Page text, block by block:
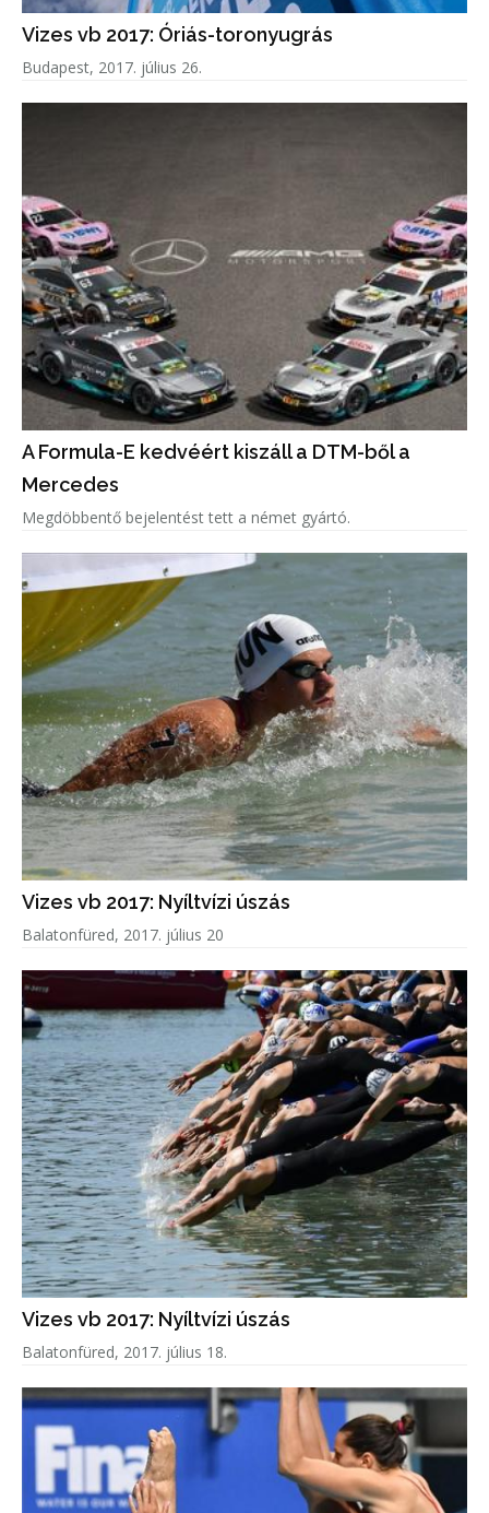
Vizes vb 2017: Óriás-toronyugrás
Budapest, 2017. július 26.
A Formula-E kedvéért kiszáll a DTM-ből a
Mercedes
Megdöbbentő bejelentést tett a német gyártó.
Vizes vb 2017: Nyíltvízi úszás
Balatonfüred, 2017. július 20
Vizes vb 2017: Nyíltvízi úszás
Balatonfüred, 2017. július 18.